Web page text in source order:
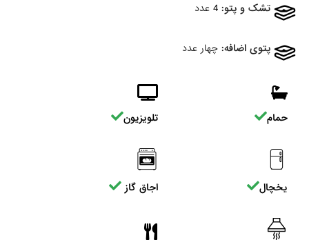
تشک و پتو: 4 عدد
پتوی اضافه: چهار عدد
حمام تلویزیون
یخچال اجاق گاز